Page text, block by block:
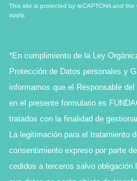
This site is protected by reCAPTCHA and the
apply.
*En cumplimiento de la Ley
Protección de Datos personales y
informamos que el Responsable
en el presente formulario es
tratados con la finalidad de
La legitimación para el tratamiento
consentimiento expreso por parte
cedidos a terceros salvo